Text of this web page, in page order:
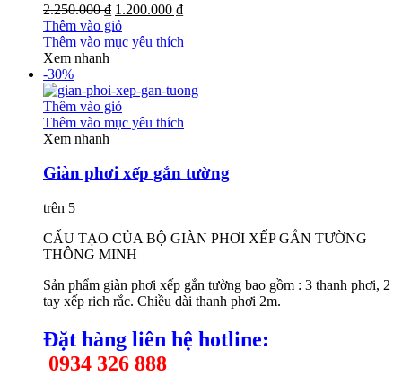
2.250.000 ₫ 1.200.000 ₫
Thêm vào giỏ
Thêm vào mục yêu thích
Xem nhanh
-30%
Thêm vào giỏ
Thêm vào mục yêu thích
Xem nhanh
Giàn phơi xếp gắn tường
trên 5
CẤU TẠO CỦA BỘ GIÀN PHƠI XẾP GẮN TƯỜNG
THÔNG MINH
Sản phẩm giàn phơi xếp gắn tường bao gồm : 3 thanh phơi, 2
tay xếp rich rắc. Chiều dài thanh phơi 2m.
Đặt hàng liên hệ hotline:
0934 326 888